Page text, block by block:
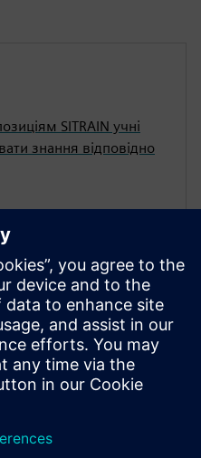
SITRAIN учні
знання відповідно
| SITRAIN
в цифрову епоху!